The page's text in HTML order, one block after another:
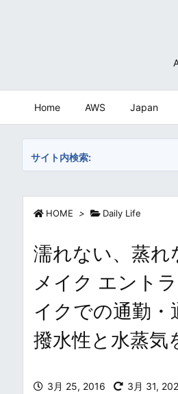
Home AWS Japan
サイト内検索:
HOME > Daily Life
濡れない、蒸れ
メイク エント
イクでの通勤・
撥水性と水蒸気
3月 25, 2016 3月 31,